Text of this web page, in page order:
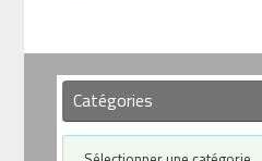
Catégories
Catégories